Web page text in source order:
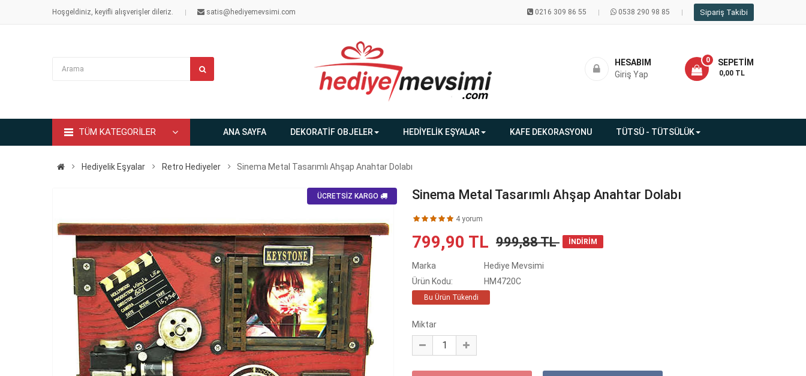
Hoşgeldiniz, keyifli alışverişler dileriz. satis@hediyemevsimi.com 0216 309 86 55 0538 290 98 85 Sipariş Takibi
SEPETIM
0
- 0,00 TL
HESABIM
Giriş Yap
TÜM KATEGORİLER ANA SAYFA DEKORATİF OBJELER HEDİYELİK EŞYALAR KAFE DEKORASYONU TÜTSÜ - TÜTSÜLÜK
Hediyelik Eşyalar Retro Hediyeler Sinema Metal Tasarımlı Ahşap Anahtar Dolabı
ÜCRETSİZ KARGO Sinema Metal Tasarımlı Ahşap Anahtar Dolabı
4 yorum
799,90 TL 999,88 TL İNDİRİM
Marka
Hediye Mevsimi
Ürün Kodu:
HM4720C
Bu Ürün Tükendi
Miktar